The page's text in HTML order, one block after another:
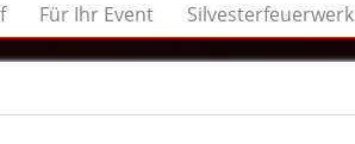
Für Ihr Event Silvesterfeuerwerk